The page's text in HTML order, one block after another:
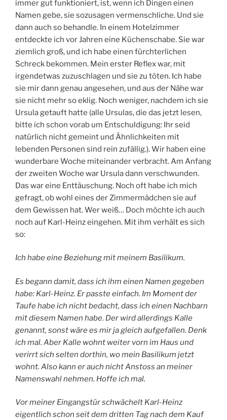
immer gut funktioniert, ist, wenn ich Dingen einen
Namen gebe, sie sozusagen vermenschliche. Und sie
dann auch so behandle. In einem Hotelzimmer
entdeckte ich vor Jahren eine Küchenschabe. Sie war
ziemlich groß, und ich habe einen fürchterlichen
Schreck bekommen. Mein erster Reflex war, mit
irgendetwas zuzuschlagen und sie zu töten. Ich habe
sie mir dann genau angesehen, und aus der Nähe war
sie nicht mehr so eklig. Noch weniger, nachdem ich sie
Ursula getauft hatte (alle Ursulas, die das jetzt lesen,
bitte ich schon vorab um Entschuldigung: Ihr seid
natürlich nicht gemeint und Ähnlichkeiten mit
lebenden Personen sind rein zufällig.). Wir haben eine
wunderbare Woche miteinander verbracht. Am Anfang
der zweiten Woche war Ursula dann verschwunden.
Das war eine Enttäuschung. Noch oft habe ich mich
gefragt, ob wohl eines der Zimmermädchen sie auf
dem Gewissen hat. Wer weiß… Doch möchte ich auch
noch auf Karl-Heinz eingehen. Mit ihm verhält es sich
so:
Ich habe eine Beziehung mit meinem Basilikum.
Es begann damit, dass ich ihm einen Namen gegeben
habe: Karl-Heinz. Er passte einfach. Im Moment der
Taufe habe ich nicht bedacht, dass ich einen Nachbarn
mit diesem Namen habe. Der wird allerdings Kalle
genannt, sonst wäre es mir ja gleich aufgefallen. Denk
ich mal. Aber Kalle wohnt weiter vorn im Haus und
verirrt sich selten dorthin, wo mein Basilikum jetzt
wohnt. Also kann er auch nicht Anstoss an meiner
Namenswahl nehmen. Hoffe ich mal.
Vor meiner Eingangstür schwächelt Karl-Heinz
eigentlich schon seit dem dritten Tag nach dem Kauf